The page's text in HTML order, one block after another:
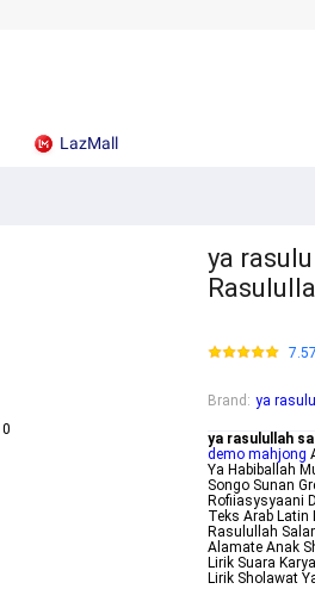
LazMall
ya
Brand : ya
ya rasulullah
demo mahjong
Ya Habiballah
Songo Sunan
Rofiiasysyaani
Teks Arab
Rasulullah
Alamate Anak
Lirik Suara
Lirik Sholawat